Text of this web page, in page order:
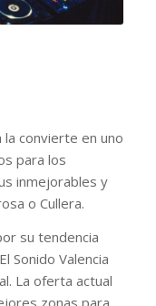
la convierte en uno
para los
inmejorables y
o Cullera.
su tendencia
Sonido Valencia
La oferta actual
zonas para